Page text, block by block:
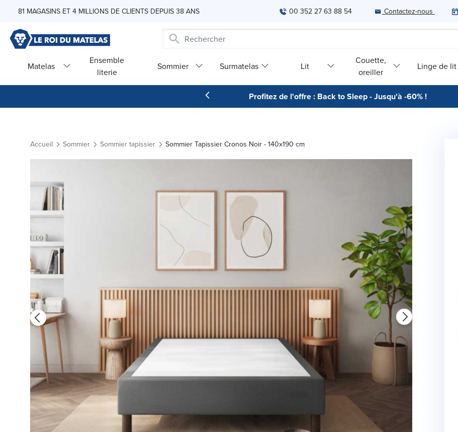
81 MAGASINS ET 4 MILLIONS DE CLIENTS DEPUIS 38 ANS 00 352 27 63 88 54 Contactez-nous
Matelas
Ensemble
literie
Sommier Surmatelas Lit
Couette,
oreiller
Linge de lit
Profitez de l'offre : Back to Sleep - Jusqu'à -60% !
Accueil Sommier Sommier tapissier Sommier Tapissier Cronos Noir - 140x190 cm